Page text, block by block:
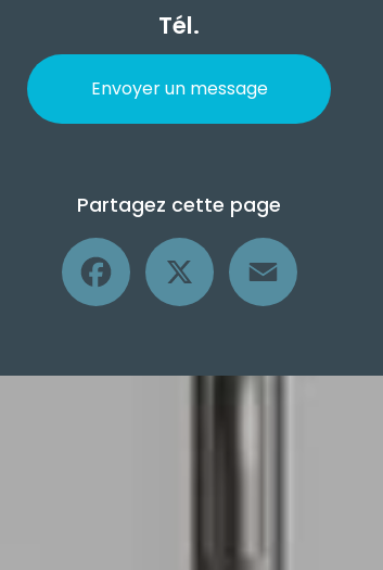
Tél.
Envoyer un message
Partagez cette page
Facebook